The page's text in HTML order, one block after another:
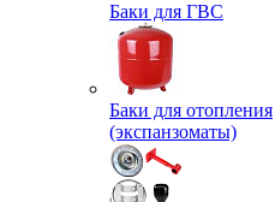
Баки для ГВС
Баки для отопления
(экспанзоматы)